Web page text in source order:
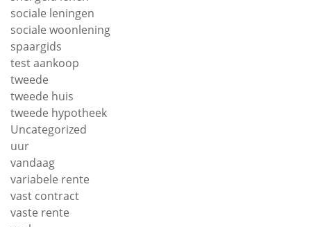
sociale leningen
sociale woonlening
spaargids
test aankoop
tweede
tweede huis
tweede hypotheek
Uncategorized
uur
vandaag
variabele rente
vast contract
vaste rente